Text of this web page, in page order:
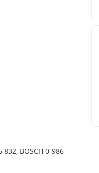
832, BOSCH 0 986